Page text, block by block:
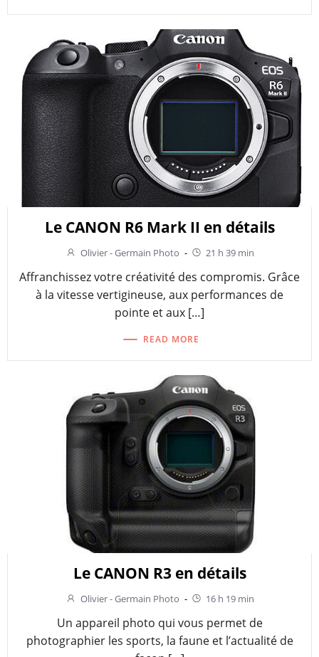
Le CANON R6 Mark II en détails
Olivier - Germain Photo - 21 h 39 min
Affranchissez votre créativité des compromis. Grâce
à la vitesse vertigineuse, aux performances de
pointe et aux […]
READ MORE
Le CANON R3 en détails
Olivier - Germain Photo - 16 h 19 min
Un appareil photo qui vous permet de
photographier les sports, la faune et l’actualité de